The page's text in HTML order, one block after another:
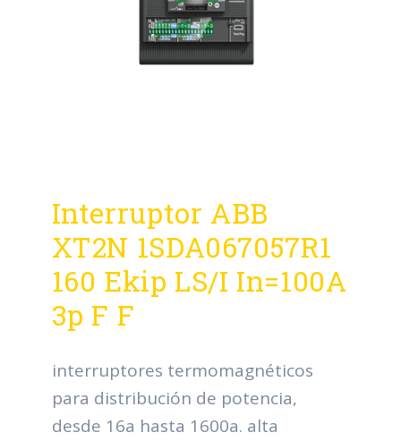
Interruptor ABB
XT2N 1SDA067057R1
160 Ekip LS/I In=100A
3p F F
interruptores termomagnéticos
para distribución de potencia,
desde 16a hasta 1600a. alta